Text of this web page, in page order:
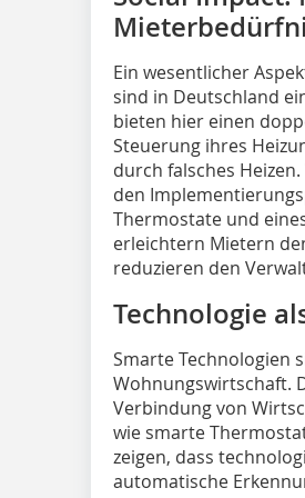
Ein wesentlicher
sind in Deutschland
bieten hier einen
Steuerung ihres
durch falsches
den
Thermostate und
erleichtern Mietern
reduzieren den
Technologie
Smarte Technologien
Wohnungswirtschaft.
Verbindung von
wie smarte
zeigen, dass
automatische